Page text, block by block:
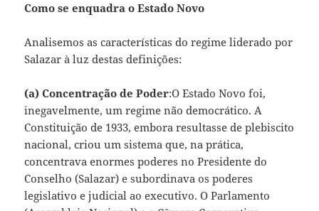
Como se enquadra o Estado Novo
Analisemos as características do regime liderado por
Salazar à luz destas definições:
(a) Concentração de Poder:O Estado Novo foi,
inegavelmente, um regime não democrático. A
Constituição de 1933, embora resultasse de plebiscito
nacional, criou um sistema que, na prática,
concentrava enormes poderes no Presidente do
Conselho (Salazar) e subordinava os poderes
legislativo e judicial ao executivo. O Parlamento